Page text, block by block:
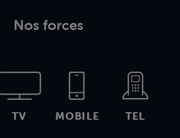
Nos forces
TV MOBILE TEL